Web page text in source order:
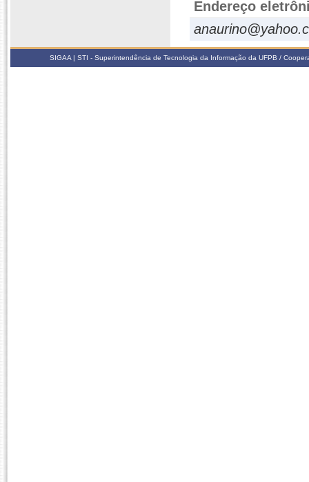
Endereço
SIGAA | STI - Superintendência de Tecnologia da Informação da UFPB /